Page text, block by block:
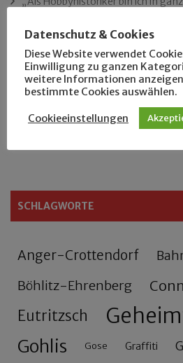
Das neue Eutritzsch-Buch
Der Leipziger Schmiedetag von
Rennfahrer in Schönefeld und
SCHLAGWORTE
Anger-Crottendorf
Böhlitz-Ehrenberg
Eutritzsch
Gohlis Gose Graffiti
Datenschutz & Cookies
Diese Website verwendet
Einwilligung zu ganzen
weitere Informationen
bestimmte Cookies auswählen.
Cookieeinstellungen